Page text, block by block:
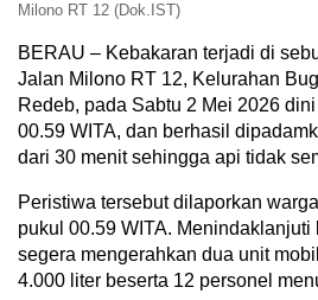
Milono RT 12 (Dok.IST)
BERAU – Kebakaran terjadi di
Jalan Milono RT 12, Kelurahan
Redeb, pada Sabtu 2 Mei 2026
00.59 WITA, dan berhasil
dari 30 menit sehingga api tidak
Peristiwa tersebut dilaporkan
pukul 00.59 WITA. Menindaklanjuti
segera mengerahkan dua unit
4.000 liter beserta 12 personel